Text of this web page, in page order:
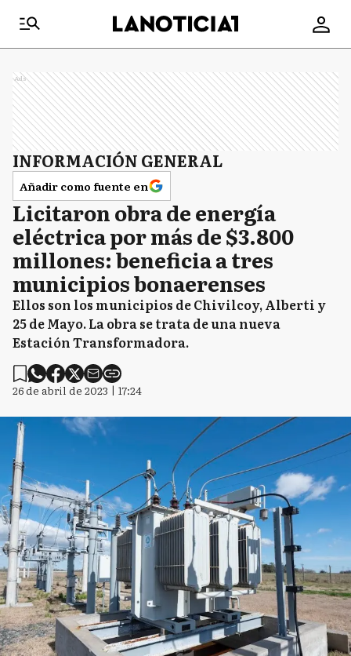
Ads
INFORMACIÓN GENERAL
Añadir como fuente en
Licitaron obra de energía
eléctrica por más de $3.800
millones: beneficia a tres
municipios bonaerenses
Ellos son los municipios de Chivilcoy, Alberti y
25 de Mayo. La obra se trata de una nueva
Estación Transformadora.
26 de abril de 2023 | 17:24